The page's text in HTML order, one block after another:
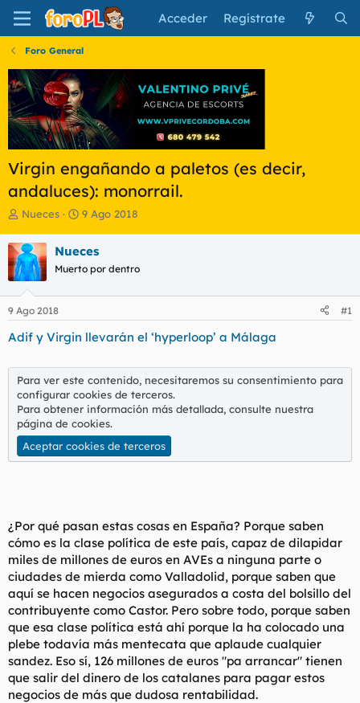
Acceder Regístrate
Foro General
Virgin engañando a paletos (es decir,
andaluces): monorrail.
I
i
c
i
a
d
o
d
l
t
e
m
a
Nueces
F
h
a
e
i
o
9 Ago 2018
Nueces
Muerto por dentro
9 Ago 2018 #1
Adif y Virgin llevarán el ‘hyperloop’ a Málaga
Para ver este contenido, necesitaremos su consentimiento para
configurar cookies de terceros.
Para obtener información más detallada, consulte nuestra
página de cookies.
Aceptar cookies de terceros
¿Por qué pasan estas cosas en España? Porque saben
cómo es la clase política de este país, capaz de dilapidar
miles de millones de euros en AVEs a ninguna parte o
ciudades de mierda como Valladolid, porque saben que
aquí se hacen negocios asegurados a costa del bolsillo del
contribuyente como Castor. Pero sobre todo, porque saben
que esa clase política está ahí porque la ha colocado una
plebe todavía más mentecata que aplaude cualquier
sandez. Eso sí, 126 millones de euros "pa arrancar" tienen
que salir del dinero de los catalanes para pagar estos
negocios de más que dudosa rentabilidad.